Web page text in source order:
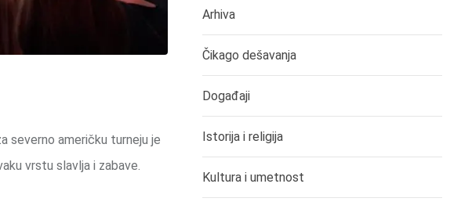
severno američku turneju je
vrstu slavlja i zabave.
Arhiva
Čikago dešavanja
Događaji
Istorija i religija
Kultura i umetnost